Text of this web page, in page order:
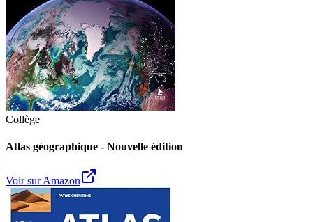
Collège
Atlas géographique - Nouvelle édition
Voir sur Amazon